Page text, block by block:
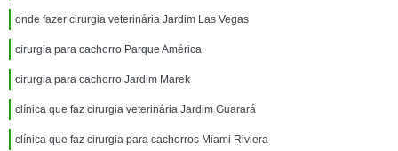
onde fazer cirurgia veterinária Jardim Las Vegas
cirurgia para cachorro Parque América
cirurgia para cachorro Jardim Marek
clínica que faz cirurgia veterinária Jardim Guarará
clínica que faz cirurgia para cachorros Miami Riviera